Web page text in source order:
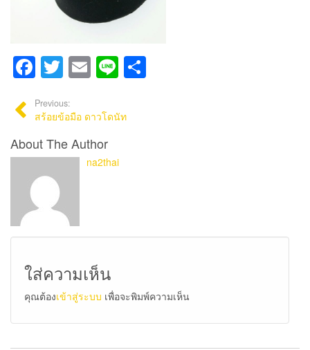
Facebook
Twitter
Email
Line
Previous:
สร้อยข้อมือ ดาวโดนัท
About The Author
na2thai
ใส่ความเห็น
คุณต้องเข้าสู่ระบบ เพื่อจะพิมพ์ความเห็น